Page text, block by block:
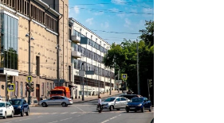
людей — 2025
495 727-01-67